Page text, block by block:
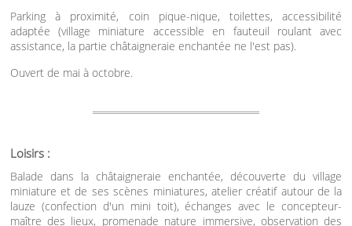
Parking à proximité, coin pique-nique, toilettes, accessibilité
adaptée (village miniature accessible en fauteuil roulant avec
assistance, la partie châtaigneraie enchantée ne l'est pas).
Ouvert de mai à octobre.
Loisirs :
Balade dans la châtaigneraie enchantée, découverte du village
miniature et de ses scènes miniatures, atelier créatif autour de la
lauze (confection d'un mini toit), échanges avec le concepteur-
maître des lieux, promenade nature immersive, observation des